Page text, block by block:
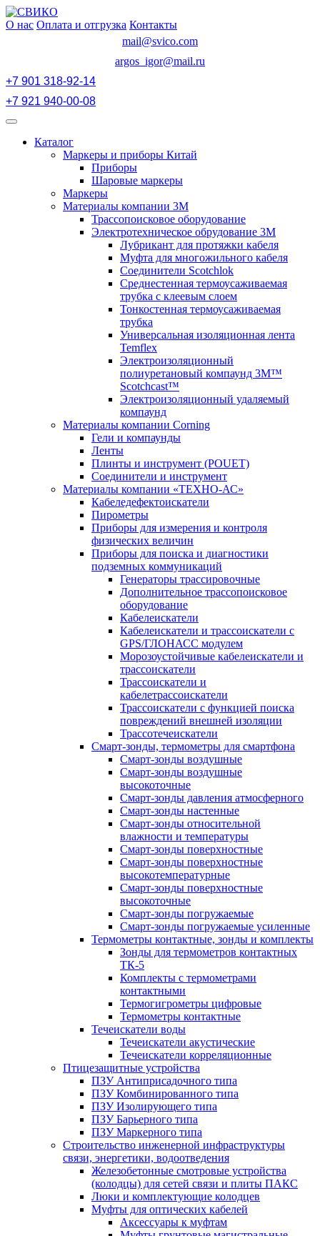
Перейти
к
О нас Оплата и отгрузка Контакты
mail@svico.com
argos_igor@mail.ru
+7 901 318-92-14
+7 921 940-00-08
Открыть
Каталог
Маркеры и приборы Китай
Приборы
Шаровые маркеры
Маркеры
Материалы компании 3М
Трассопоисковое оборудование
Электротехническое обрудование 3М
Лубрикант для протяжки кабеля
Муфта для многожильного кабеля
Соединители Scotchlok
Среднестенная термоусаживаемая
трубка с клеевым слоем
Тонкостенная термоусаживаемая
трубка
Универсальная изоляционная лента
Temflex
Электроизоляционный
полиуретановый компаунд 3M™
Scotchcast™
Электроизоляционный удаляемый
компаунд
Материалы компании Corning
Гели и компаунды
Ленты
Плинты и инструмент (POUET)
Соединители и инструмент
Материалы компании «ТЕХНО-АС»
Кабеледефектоискатели
Пирометры
Приборы для измерения и контроля
физических величин
Приборы для поиска и диагностики
подземных коммуникаций
Генераторы трассировочные
Дополнительное трассопоисковое
оборудование
Кабелеискатели
Кабелеискатели и трассоискатели с
GPS/ГЛОНАСС модулем
Морозоустойчивые кабелеискатели и
трассоискатели
Трассоискатели и
кабелетрассоискатели
Трассоискатели с функцией поиска
повреждений внешней изоляции
Трассотечеискатели
Смарт-зонды, термометры для смартфона
Смарт-зонды воздушные
Смарт-зонды воздушные
высокоточные
Смарт-зонды давления атмосферного
Смарт-зонды настенные
Смарт-зонды относительной
влажности и температуры
Смарт-зонды поверхностные
Смарт-зонды поверхностные
высокотемпературные
Смарт-зонды поверхностные
высокоточные
Смарт-зонды погружаемые
Смарт-зонды погружаемые усиленные
Термометры контактные, зонды и комплекты
Зонды для термометров контактных
ТК-5
Комплекты с термометрами
контактными
Термогигрометры цифровые
Термометры контактные
Течеискатели воды
Течеискатели акустические
Течеискатели корреляционные
Птицезащитные устройства
ПЗУ Антиприсадочного типа
ПЗУ Комбинированного типа
ПЗУ Изолирующего типа
ПЗУ Барьерного типа
ПЗУ Маркерного типа
Строительство инженерной инфраструктуры
связи, энергетики, водоотведения
Железобетонные смотровые устройства
(колодцы) для сетей связи и плиты ПАКС
Люки и комплектующие колодцев
Муфты для оптических кабелей
Аксессуары к муфтам